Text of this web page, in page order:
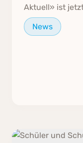
Aktuell» ist
News